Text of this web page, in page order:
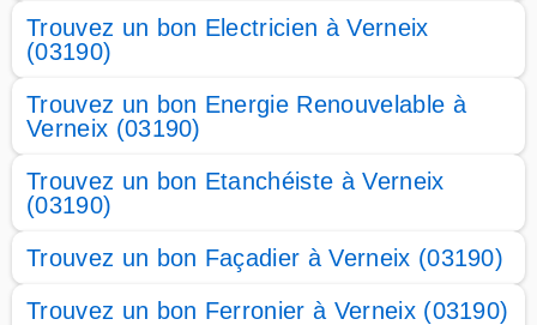
Trouvez un bon Electricien à Verneix
(03190)
Trouvez un bon Energie Renouvelable à
Verneix (03190)
Trouvez un bon Etanchéiste à Verneix
(03190)
Trouvez un bon Façadier à Verneix (03190)
Trouvez un bon Ferronier à Verneix (03190)